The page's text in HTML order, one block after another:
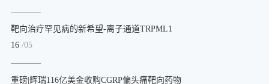
靶向治疗罕见病的新希望-离子通道TRPML1
16 /05
重磅|辉瑞116亿美金收购CGRP偏头痛靶向药物